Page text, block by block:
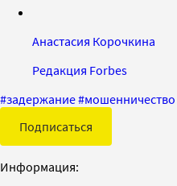
Анастасия Корочкина
Редакция Forbes
#задержание#мошенничество
Подписаться
Информация: